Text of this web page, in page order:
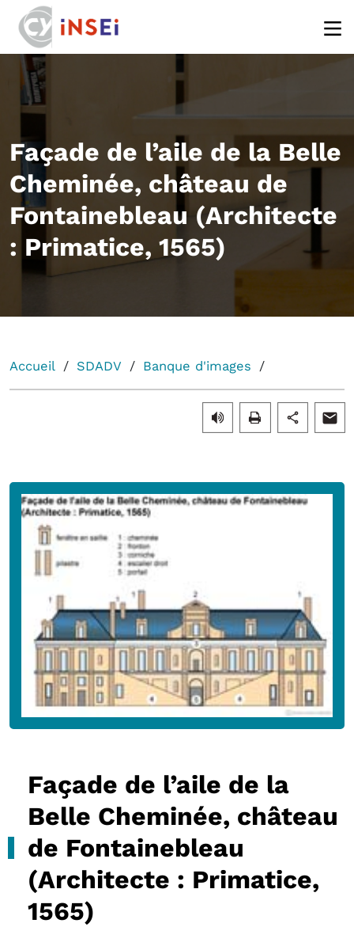
Façade de l’aile de la Belle
Cheminée, château de
Fontainebleau (Architecte
: Primatice, 1565)
Accueil SDADV Banque d'images
Façade de l’aile de la
Belle Cheminée, château
de Fontainebleau
(Architecte : Primatice,
1565)